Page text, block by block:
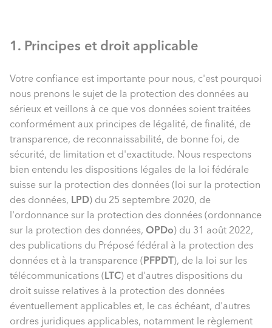
1. Principes et droit applicable
Votre confiance est importante pour nous, c'est pourquoi
nous prenons le sujet de la protection des données au
sérieux et veillons à ce que vos données soient traitées
conformément aux principes de légalité, de finalité, de
transparence, de reconnaissabilité, de bonne foi, de
sécurité, de limitation et d'exactitude. Nous respectons
bien entendu les dispositions légales de la loi fédérale
suisse sur la protection des données (loi sur la protection
des données, LPD) du 25 septembre 2020, de
l'ordonnance sur la protection des données (ordonnance
sur la protection des données, OPDo) du 31 août 2022,
des publications du Préposé fédéral à la protection des
données et à la transparence (PFPDT), de la loi sur les
télécommunications (LTC) et d'autres dispositions du
droit suisse relatives à la protection des données
éventuellement applicables et, le cas échéant, d'autres
ordres juridiques applicables, notamment le règlement